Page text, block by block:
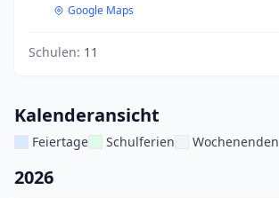
Google Maps
Schulen: 11
Kalenderansicht
Feiertage Schulferien Wochenenden
2026